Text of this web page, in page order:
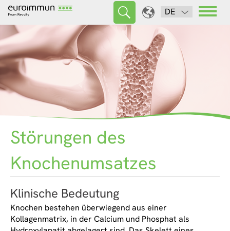
DE
Störungen des
Knochenumsatzes
Klinische Bedeutung
Knochen bestehen überwiegend aus einer
Kollagenmatrix, in der Calcium und Phosphat als